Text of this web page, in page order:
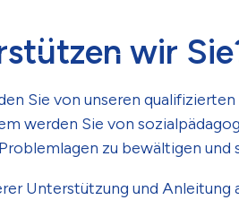
wir
Sie von unseren
werden Sie von
zu bewältigen
Unterstützung und